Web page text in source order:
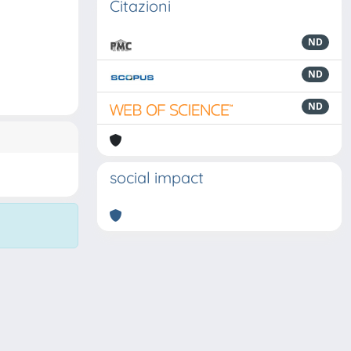
Citazioni
ND
ND
ND
social impact